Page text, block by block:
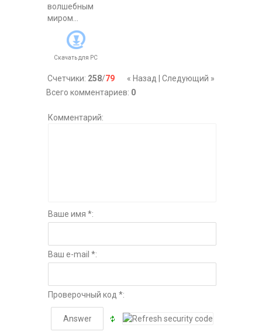
волшебным
миром...
Скачать для PC
« Назад Следующий »
Счетчики: 258/79
Всего комментариев: 0
Комментарий:
Ваше имя *:
Ваш e-mail *:
Проверочный код *: